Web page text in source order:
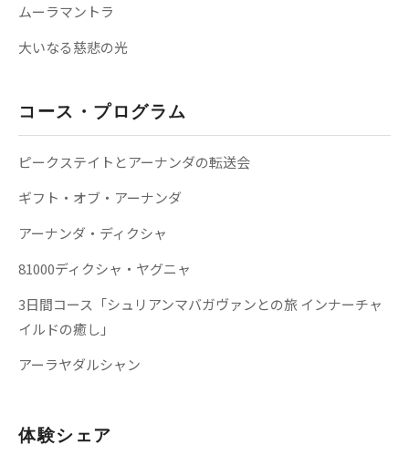
ムーラマントラ
大いなる慈悲の光
コース・プログラム
ピークステイトとアーナンダの転送会
ギフト・オブ・アーナンダ
アーナンダ・ディクシャ
81000ディクシャ・ヤグニャ
3日間コース「シュリアンマバガヴァンとの旅 インナーチャ
イルドの癒し」
アーラヤダルシャン
体験シェア